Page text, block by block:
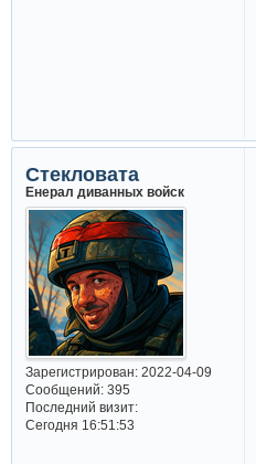
Стекловата
Енерал диванных войск
Зарегистрирован: 2022-04-09
Сообщений:395
Последний визит:
Сегодня 16:51:53